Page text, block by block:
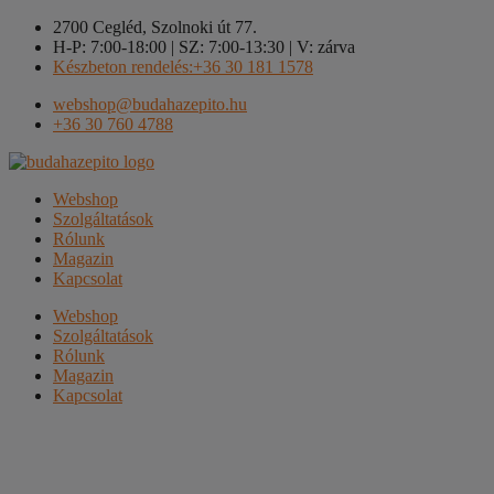
Kilépés
tartalomba
2700 Cegléd, Szolnoki út 77.
H-P: 7:00-18:00 | SZ: 7:00-13:30 | V: zárva
Készbeton rendelés:+36 30 181 1578
webshop@budahazepito.hu
+36 30 760 4788
Webshop
Szolgáltatások
Rólunk
Magazin
Kapcsolat
Webshop
Szolgáltatások
Rólunk
Magazin
Kapcsolat